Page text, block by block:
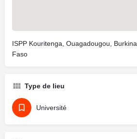
ISPP Kouritenga, Ouagadougou, Burkina
Faso
Type de lieu
Université